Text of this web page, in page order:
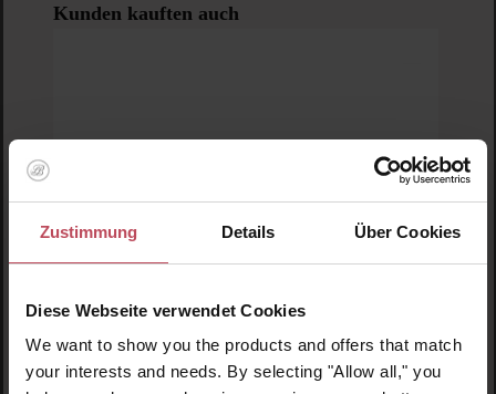
Zustimmung Details Über Cookies
Diese Webseite verwendet Cookies
We want to show you the products and offers that match
your interests and needs. By selecting "Allow all," you
Produktgalerie überspringen
Kunden kauften auch